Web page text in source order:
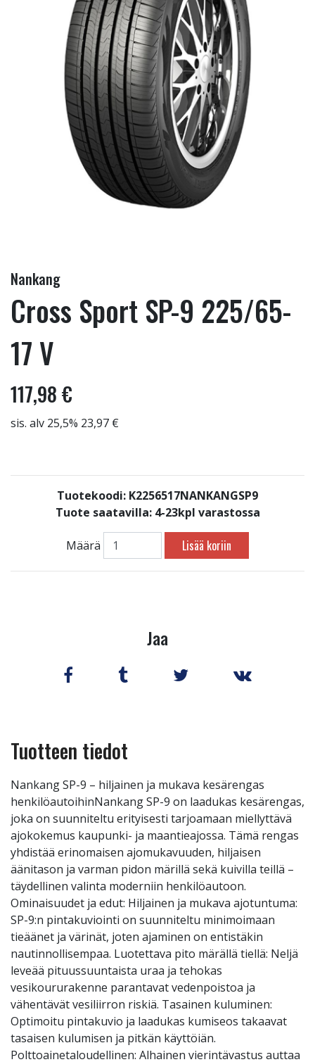
Nankang
Cross Sport SP-9 225/65-
17 V
117,98 €
sis. alv 25,5% 23,97 €
Tuotekoodi: K2256517NANKANGSP9
Tuote saatavilla: 4-23kpl varastossa
Määrä Lisää koriin
Jaa
Tuotteen tiedot
Nankang SP-9 – hiljainen ja mukava kesärengas
henkilöautoihinNankang SP-9 on laadukas kesärengas,
joka on suunniteltu erityisesti tarjoamaan miellyttävä
ajokokemus kaupunki- ja maantieajossa. Tämä rengas
yhdistää erinomaisen ajomukavuuden, hiljaisen
äänitason ja varman pidon märillä sekä kuivilla teillä –
täydellinen valinta moderniin henkilöautoon.
Ominaisuudet ja edut: Hiljainen ja mukava ajotuntuma:
SP-9:n pintakuviointi on suunniteltu minimoimaan
tieäänet ja värinät, joten ajaminen on entistäkin
nautinnollisempaa. Luotettava pito märällä tiellä: Neljä
leveää pituussuuntaista uraa ja tehokas
vesikoururakenne parantavat vedenpoistoa ja
vähentävät vesiliirron riskiä. Tasainen kuluminen:
Optimoitu pintakuvio ja laadukas kumiseos takaavat
tasaisen kulumisen ja pitkän käyttöiän.
Polttoainetaloudellinen: Alhainen vierintävastus auttaa